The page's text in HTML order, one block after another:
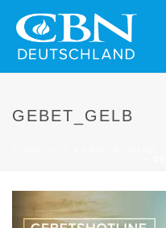
GEBET_GELB